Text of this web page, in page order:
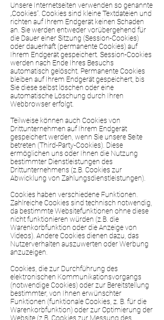
Unsere Internetseiten verwenden so genannte
„Cookies“. Cookies sind kleine Textdateien und
richten auf Ihrem Endgerät keinen Schaden
an. Sie werden entweder vorübergehend für
die Dauer einer Sitzung (Session-Cookies)
oder dauerhaft (permanente Cookies) auf
Ihrem Endgerät gespeichert. Session-Cookies
werden nach Ende Ihres Besuchs
automatisch gelöscht. Permanente Cookies
bleiben auf Ihrem Endgerät gespeichert, bis
Sie diese selbst löschen oder eine
automatische Löschung durch Ihren
Webbrowser erfolgt.
Teilweise können auch Cookies von
Drittunternehmen auf Ihrem Endgerät
gespeichert werden, wenn Sie unsere Seite
betreten (Third-Party-Cookies). Diese
ermöglichen uns oder Ihnen die Nutzung
bestimmter Dienstleistungen des
Drittunternehmens (z.B. Cookies zur
Abwicklung von Zahlungsdienstleistungen).
Cookies haben verschiedene Funktionen.
Zahlreiche Cookies sind technisch notwendig,
da bestimmte Websitefunktionen ohne diese
nicht funktionieren würden (z.B. die
Warenkorbfunktion oder die Anzeige von
Videos). Andere Cookies dienen dazu, das
Nutzerverhalten auszuwerten oder Werbung
anzuzeigen.
Cookies, die zur Durchführung des
elektronischen Kommunikationsvorgangs
(notwendige Cookies) oder zur Bereitstellung
bestimmter, von Ihnen erwünschter
Funktionen (funktionale Cookies, z. B. für die
Warenkorbfunktion) oder zur Optimierung der
Website (z.B. Cookies zur Messung des